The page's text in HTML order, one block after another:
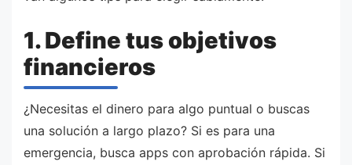
1. Define tus objetivos
financieros
¿Necesitas el dinero para algo puntual o buscas
una solución a largo plazo? Si es para una
emergencia, busca apps con aprobación rápida. Si